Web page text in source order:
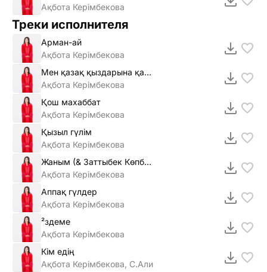
Ақбота Керімбекова
Треки исполнителя
Арман-ай
Ақбота Керiмбекова
Мен қазақ қыздарына қайран қалам
Ақбота Керімбекова
Қош махаббат
Ақбота Керiмбекова
Қызыл гүлiм
Ақбота Керiмбекова
Жаным (& Заттыбек Көпбосынұлы)
Ақбота Керiмбекова
Аппақ гүлдер
Ақбота Керімбекова
²здеме
Ақбота Керiмбекова
Кім едің
Ақбота Керімбекова, C.Али